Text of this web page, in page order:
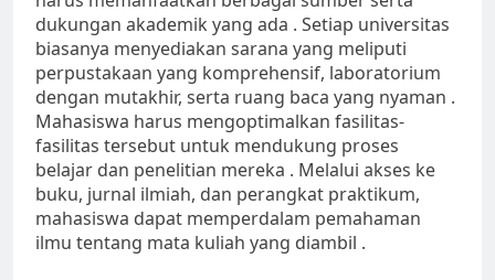
dukungan akademik yang ada . Setiap universitas
biasanya menyediakan sarana yang meliputi
perpustakaan yang komprehensif, laboratorium
dengan mutakhir, serta ruang baca yang nyaman .
Mahasiswa harus mengoptimalkan fasilitas-
fasilitas tersebut untuk mendukung proses
belajar dan penelitian mereka . Melalui akses ke
buku, jurnal ilmiah, dan perangkat praktikum,
mahasiswa dapat memperdalam pemahaman
ilmu tentang mata kuliah yang diambil .